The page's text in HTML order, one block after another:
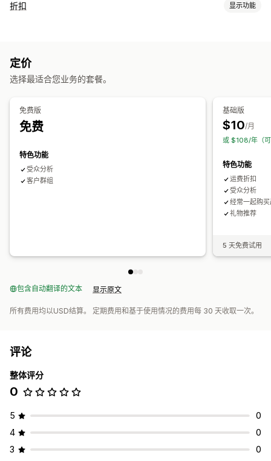
折扣 显示功能
定价
选择最适合您业务的套餐。
免费版
免费
特色功能
受众分析
客户群组
基础版
$10/月
或 $108/年（
特色功能
运费折扣
受众分析
经常一起购
礼物推荐
5 天免费试用
包含自动翻译的文本 显示原文
所有费用均以USD结算。 定期费用和基于使用情况的费用每 30 天收取一次。
评论
整体评分
0
5
0
4
0
3
0